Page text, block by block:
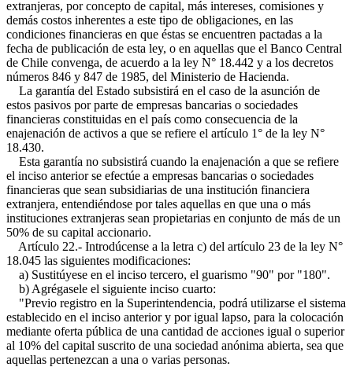
extranjeras, por concepto de capital, más intereses, comisiones y
demás costos inherentes a este tipo de obligaciones, en las
condiciones financieras en que éstas se encuentren pactadas a la
fecha de publicación de esta ley, o en aquellas que el Banco Central
de Chile convenga, de acuerdo a la ley N° 18.442 y a los decretos
números 846 y 847 de 1985, del Ministerio de Hacienda.
La garantía del Estado subsistirá en el caso de la asunción de
estos pasivos por parte de empresas bancarias o sociedades
financieras constituidas en el país como consecuencia de la
enajenación de activos a que se refiere el artículo 1° de la ley N°
18.430.
Esta garantía no subsistirá cuando la enajenación a que se refiere
el inciso anterior se efectúe a empresas bancarias o sociedades
financieras que sean subsidiarias de una institución financiera
extranjera, entendiéndose por tales aquellas en que una o más
instituciones extranjeras sean propietarias en conjunto de más de un
50% de su capital accionario.
Artículo 22.- Introdúcense a la letra c) del artículo 23 de la ley N°
18.045 las siguientes modificaciones:
a) Sustitúyese en el inciso tercero, el guarismo "90" por "180".
b) Agrégasele el siguiente inciso cuarto:
"Previo registro en la Superintendencia, podrá utilizarse el sistema
establecido en el inciso anterior y por igual lapso, para la colocación
mediante oferta pública de una cantidad de acciones igual o superior
al 10% del capital suscrito de una sociedad anónima abierta, sea que
aquellas pertenezcan a una o varias personas.